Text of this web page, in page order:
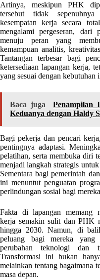
Artinya, meskipun PHK
tersebut tidak sepenuhnya
kesempatan kerja secara
mengalami pergeseran, dari
menuju peran yang
kemampuan analitis,
Tantangan terbesar bagi
ketersediaan lapangan kerja,
yang sesuai dengan kebutuhan
Baca juga
Penampilan
Keduanya dengan Haldy
Bagi pekerja dan pencari
pentingnya adaptasi.
pelatihan, serta membuka diri
menjadi langkah strategis
Sementara bagi pemerintah
ini menuntut penguatan
perlindungan sosial bagi
Fakta di lapangan memang
kerja semakin sulit dan PHK
hingga 2030. Namun, di
peluang bagi mereka yang
perubahan teknologi dan
Transformasi ini bukan
melainkan tentang bagaimana
masa depan.